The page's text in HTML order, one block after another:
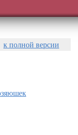
к полной версии